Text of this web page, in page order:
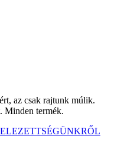
az csak rajtunk múlik.
Minden termék.